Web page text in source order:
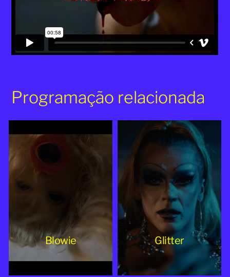
Programação relacionada
Blowie Glitter